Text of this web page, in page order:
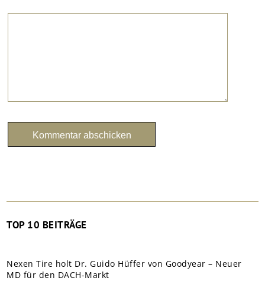
TOP 10 BEITRÄGE
Nexen Tire holt Dr. Guido Hüffer von Goodyear – Neuer
MD für den DACH-Markt